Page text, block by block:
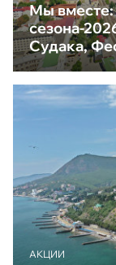
Мы
сезона-
Судака,
АКЦИИ